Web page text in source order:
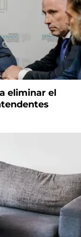
eliminar el